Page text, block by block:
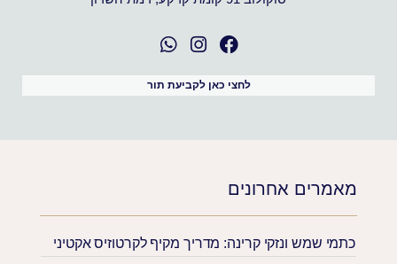
מאמרים אחרונים
כתמי שמש ונזקי קרינה: מדריך מקיף לקרטוזיס אקטיני
לחצי כאן לקביעת תור